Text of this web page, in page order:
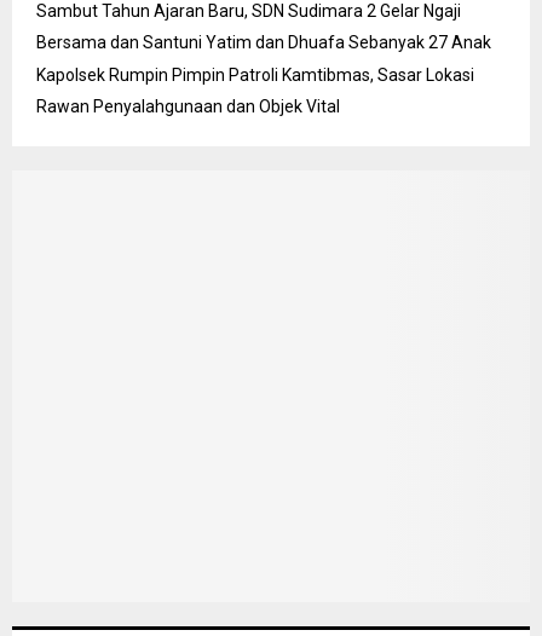
Sambut Tahun Ajaran Baru, SDN Sudimara 2 Gelar Ngaji
Bersama dan Santuni Yatim dan Dhuafa Sebanyak 27 Anak
Kapolsek Rumpin Pimpin Patroli Kamtibmas, Sasar Lokasi
Rawan Penyalahgunaan dan Objek Vital